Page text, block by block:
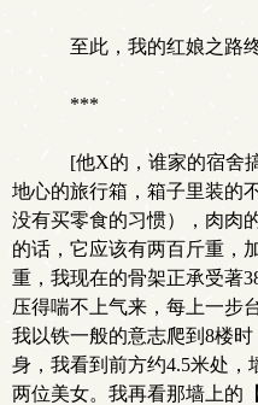
至此，我的红娘之路
***
[他X的，谁家的宿舍
地心的旅行箱，箱子里装的
没有买零食的习惯），肉肉
的话，它应该有两百斤重，
重，我现在的骨架正承受著
压得喘不上气来，每上一步
我以铁一般的意志爬到8楼
身，我看到前方约4.5米处
两位美女。我再看那墙上的